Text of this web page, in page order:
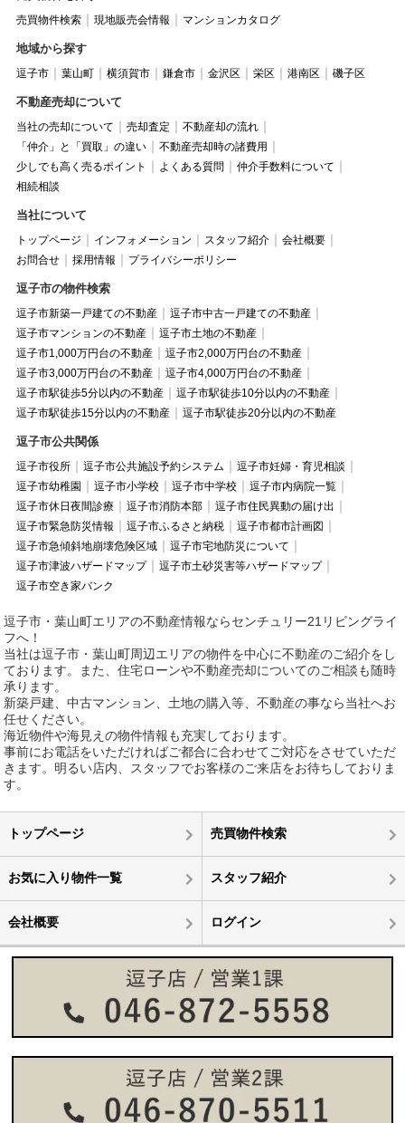
売買物件検索 現地販売会情報 マンションカタログ
地域から探す
逗子市 葉山町 横須賀市 鎌倉市 金沢区 栄区 港南区 磯子区
不動産売却について
当社の売却について 売却査定
不動産却の流れ
「仲介」と「買取」の違い
不動産売却時の諸費用
少しでも高く売るポイント
よくある質問
仲介手数料について
相続相談
当社について
トップページ インフォメーション スタッフ紹介
会社概要
お問合せ
採用情報 プライバシーポリシー
逗子市の物件検索
逗子市新築一戸建ての不動産
逗子市中古一戸建ての不動産
逗子市マンションの不動産
逗子市土地の不動産
逗子市1,000万円台の不動産
逗子市2,000万円台の不動産
逗子市3,000万円台の不動産
逗子市4,000万円台の不動産
逗子市駅徒歩5分以内の不動産
逗子市駅徒歩10分以内の不動産
逗子市駅徒歩15分以内の不動産
逗子市駅徒歩20分以内の不動産
逗子市公共関係
逗子市役所 逗子市公共施設予約システム
逗子市妊婦・育児相談
逗子市幼稚園
逗子市小学校 逗子市中学校
逗子市内病院一覧
逗子市休日夜間診療
逗子市消防本部
逗子市住民異動の届け出
逗子市緊急防災情報
逗子市ふるさと納税
逗子市都市計画図
逗子市急傾斜地崩壊危険区域
逗子市宅地防災について
逗子市津波ハザードマップ
逗子市土砂災害等ハザードマップ
逗子市空き家バンク
逗子市・葉山町エリアの不動産情報ならセンチュリー21リビングライ
フへ！
当社は逗子市・葉山町周辺エリアの物件を中心に不動産のご紹介をし
ております。また、住宅ローンや不動産売却についてのご相談も随時
承ります。
新築戸建、中古マンション、土地の購入等、不動産の事なら当社へお
任せください。
海近物件や海見えの物件情報も充実しております。
事前にお電話をいただければご都合に合わせてご対応をさせていただ
きます。明るい店内、スタッフでお客様のご来店をお待ちしておりま
す。
トップページ 売買物件検索
お気に入り物件一覧 スタッフ紹介
会社概要 ログイン